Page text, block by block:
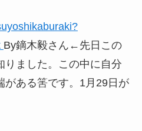
By鏑木毅さん←先日この
りました。この中に自分
がある筈です。1月29日が